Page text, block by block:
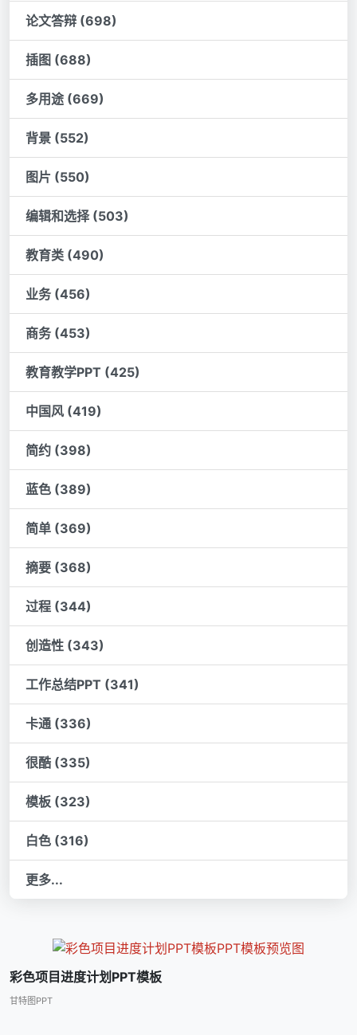
论文答辩 (698)
插图 (688)
多用途 (669)
背景 (552)
图片 (550)
编辑和选择 (503)
教育类 (490)
业务 (456)
商务 (453)
教育教学PPT (425)
中国风 (419)
简约 (398)
蓝色 (389)
简单 (369)
摘要 (368)
过程 (344)
创造性 (343)
工作总结PPT (341)
卡通 (336)
很酷 (335)
模板 (323)
白色 (316)
更多...
彩色项目进度计划PPT模板
甘特图PPT